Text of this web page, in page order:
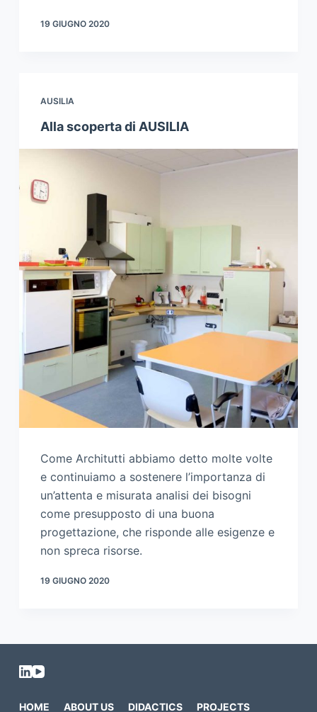
19 GIUGNO 2020
AUSILIA
Alla scoperta di AUSILIA
Come Architutti abbiamo detto molte volte
e continuiamo a sostenere l’importanza di
un’attenta e misurata analisi dei bisogni
come presupposto di una buona
progettazione, che risponde alle esigenze e
non spreca risorse.
19 GIUGNO 2020
HOME ABOUT US DIDACTICS PROJECTS